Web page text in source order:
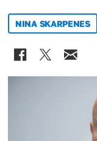
NINA SKARPENES